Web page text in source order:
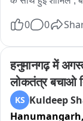
रंग में सजी, दिया
0 0
हनुमानगढ़ में
लोकतंत्र बचाओ
KS Kuldeep
Hanumangarh,